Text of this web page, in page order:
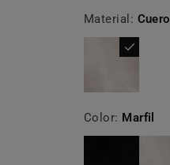
Material: Cuero
Color: Marfil